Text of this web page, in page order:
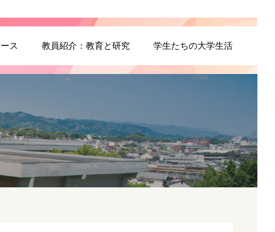
ス 教員紹介：教育と研究 学生たちの大学生活